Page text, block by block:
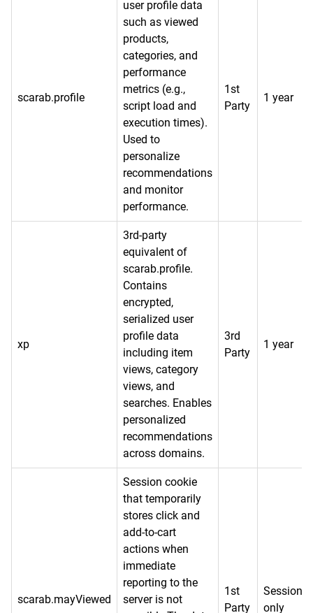
scarab.profile
user profile data
such as viewed
products,
categories, and
performance
metrics (e.g.,
script load and
execution times).
Used to
personalize
recommendations
and monitor
performance.
1st
Party
1 year
xp
3rd-party
equivalent of
scarab.profile.
Contains
encrypted,
serialized user
profile data
including item
views, category
views, and
searches. Enables
personalized
recommendations
across domains.
3rd
Party
1 year
scarab.mayViewed
Session cookie
that temporarily
stores click and
add-to-cart
actions when
immediate
reporting to the
server is not
1st
Party
Session
only